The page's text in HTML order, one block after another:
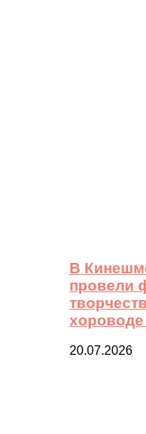
В
провели
хороводе
20.07.2026